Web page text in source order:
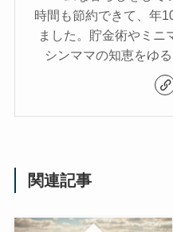
時間も節約できて、年
ました。貯金術やミニ
シンママの知恵をゆ
関連記事